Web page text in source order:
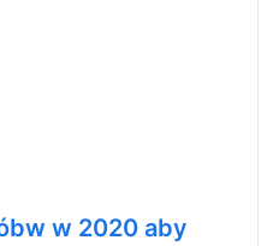
w 2020 aby